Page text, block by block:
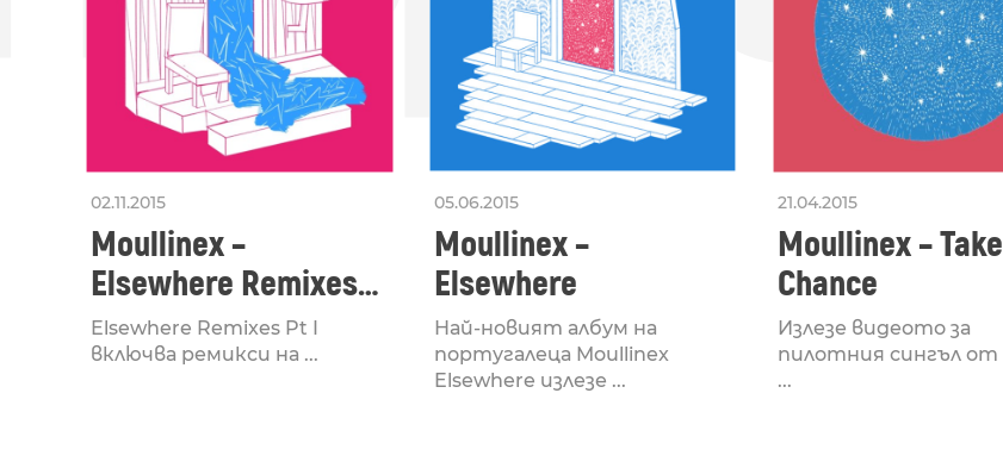
02.11.2015
Moullinex –
Elsewhere Remixes
Pt I
Elsewhere Remixes Pt I
включва ремикси на ...
05.06.2015
Moullinex –
Elsewhere
Най-новият албум на
португалеца Moullinex
Elsewhere излезе ...
21.04.2015
Moullinex –
Chance
Излезе видеото за
пилотния сингъл от
...